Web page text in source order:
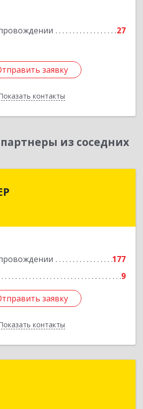
27
заявку
контакты
Подробнее
заявку
Назад
из соседних
177
9
заявку
контакты
обл, Ростов-на-Дону г,
заявку
Назад
обл, Новочеркасск г,